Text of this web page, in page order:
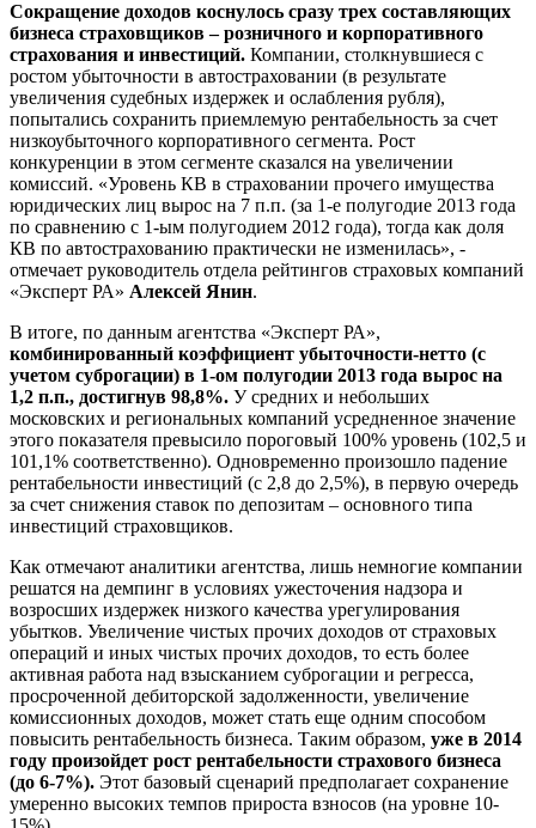
Сокращение доходов коснулось сразу трех составляющих
бизнеса страховщиков – розничного и корпоративного
страхования и инвестиций. Компании, столкнувшиеся с
ростом убыточности в автостраховании (в результате
увеличения судебных издержек и ослабления рубля),
попытались сохранить приемлемую рентабельность за счет
низкоубыточного корпоративного сегмента. Рост
конкуренции в этом сегменте сказался на увеличении
комиссий. «Уровень КВ в страховании прочего имущества
юридических лиц вырос на 7 п.п. (за 1-е полугодие 2013 года
по сравнению с 1-ым полугодием 2012 года), тогда как доля
КВ по автострахованию практически не изменилась», -
отмечает руководитель отдела рейтингов страховых компаний
«Эксперт РА» Алексей Янин.
В итоге, по данным агентства «Эксперт РА»,
комбинированный коэффициент убыточности-нетто (с
учетом суброгации) в 1-ом полугодии 2013 года вырос на
1,2 п.п., достигнув 98,8%. У средних и небольших
московских и региональных компаний усредненное значение
этого показателя превысило пороговый 100% уровень (102,5 и
101,1% соответственно). Одновременно произошло падение
рентабельности инвестиций (с 2,8 до 2,5%), в первую очередь
за счет снижения ставок по депозитам – основного типа
инвестиций страховщиков.
Как отмечают аналитики агентства, лишь немногие компании
решатся на демпинг в условиях ужесточения надзора и
возросших издержек низкого качества урегулирования
убытков. Увеличение чистых прочих доходов от страховых
операций и иных чистых прочих доходов, то есть более
активная работа над взысканием суброгации и регресса,
просроченной дебиторской задолженности, увеличение
комиссионных доходов, может стать еще одним способом
повысить рентабельность бизнеса. Таким образом, уже в 2014
году произойдет рост рентабельности страхового бизнеса
(до 6-7%). Этот базовый сценарий предполагает сохранение
умеренно высоких темпов прироста взносов (на уровне 10-